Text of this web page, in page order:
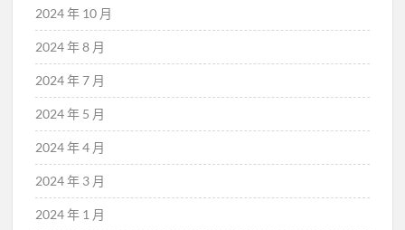
2024 年 10 月
2024 年 8 月
2024 年 7 月
2024 年 5 月
2024 年 4 月
2024 年 3 月
2024 年 1 月